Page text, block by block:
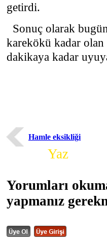
getirdi.
Sonuç olarak
karekökü kadar
dakikaya kadar
Hamle eksikliği
Yaz
Yorumları
yapmanız